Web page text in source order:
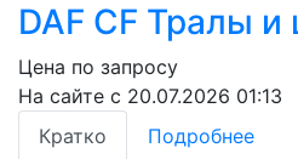
DAF CF Тралы
Цена по запросу
На сайте с 20.07.2026 01:13
Кратко
Подробнее